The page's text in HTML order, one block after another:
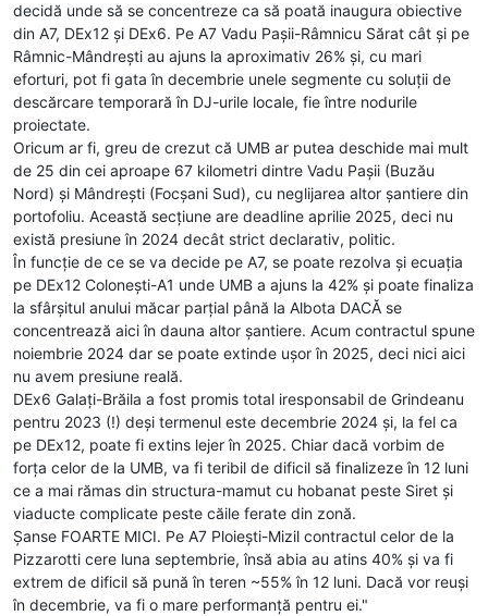
decidă unde să se concentreze ca să poată inaugura obiective
din A7, DEx12 și DEx6. Pe A7 Vadu Pașii-Râmnicu Sărat cât și pe
Râmnic-Mândrești au ajuns la aproximativ 26% și, cu mari
eforturi, pot fi gata în decembrie unele segmente cu soluții de
descărcare temporară în DJ-urile locale, fie între nodurile
proiectate.
Oricum ar fi, greu de crezut că UMB ar putea deschide mai mult
de 25 din cei aproape 67 kilometri dintre Vadu Pașii (Buzău
Nord) și Mândrești (Focșani Sud), cu neglijarea altor șantiere din
portofoliu. Această secțiune are deadline aprilie 2025, deci nu
există presiune în 2024 decât strict declarativ, politic.
În funcție de ce se va decide pe A7, se poate rezolva și ecuația
pe DEx12 Colonești-A1 unde UMB a ajuns la 42% și poate finaliza
la sfârșitul anului măcar parțial până la Albota DACĂ se
concentrează aici în dauna altor șantiere. Acum contractul spune
noiembrie 2024 dar se poate extinde ușor în 2025, deci nici aici
nu avem presiune reală.
DEx6 Galați-Brăila a fost promis total iresponsabil de Grindeanu
pentru 2023 (!) deși termenul este decembrie 2024 și, la fel ca
pe DEx12, poate fi extins lejer în 2025. Chiar dacă vorbim de
forța celor de la UMB, va fi teribil de dificil să finalizeze în 12 luni
ce a mai rămas din structura-mamut cu hobanat peste Siret și
viaducte complicate peste căile ferate din zonă.
Șanse FOARTE MICI. Pe A7 Ploiești-Mizil contractul celor de la
Pizzarotti cere luna septembrie, însă abia au atins 40% și va fi
extrem de dificil să pună în teren ~55% în 12 luni. Dacă vor reuși
în decembrie, va fi o mare performanță pentru ei."